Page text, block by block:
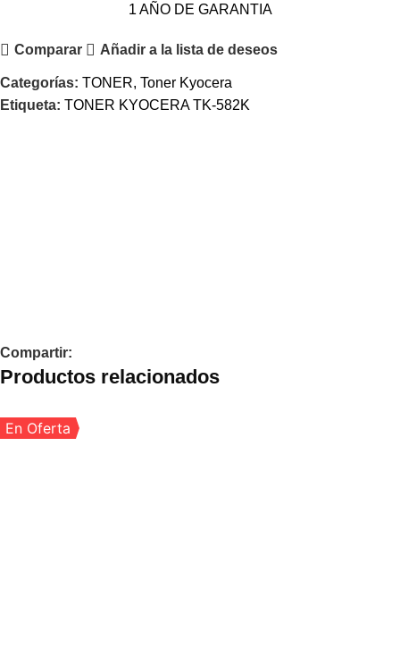
1 AÑO DE GARANTIA
Comparar Añadir a la lista de deseos
Categorías: TONER, Toner Kyocera
Etiqueta: TONER KYOCERA TK-582K
Compartir:
Productos relacionados
En Oferta